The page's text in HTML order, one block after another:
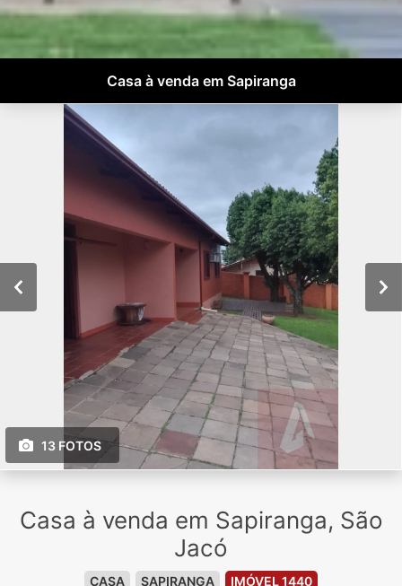
Casa à venda em Sapiranga
13 FOTOS
Casa à venda em Sapiranga, São
Jacó
CASA SAPIRANGA IMÓVEL 1440